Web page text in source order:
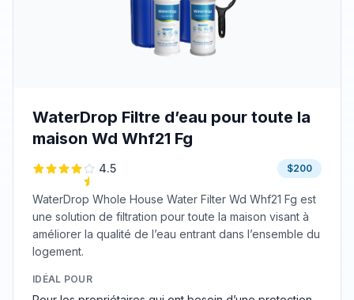
WaterDrop Filtre d’eau pour toute la
maison Wd Whf21 Fg
4.5 $200
WaterDrop Whole House Water Filter Wd Whf21 Fg est
une solution de filtration pour toute la maison visant à
améliorer la qualité de l’eau entrant dans l’ensemble du
logement.
IDÉAL POUR